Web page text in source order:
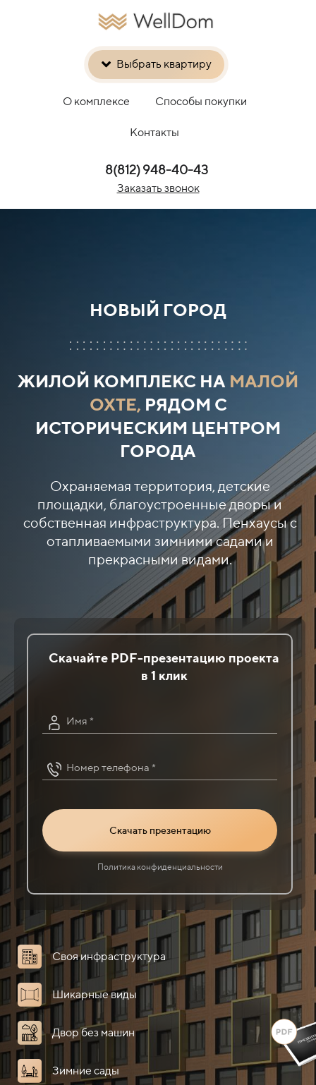
Выбрать квартиру
О комплексе Способы покупки
Контакты
8(812) 948-40-43
Заказать звонок
НОВЫЙ ГОРОД
ЖИЛОЙ КОМПЛЕКС НА МАЛОЙ
ОХТЕ, РЯДОМ С
ИСТОРИЧЕСКИМ ЦЕНТРОМ
ГОРОДА
Охраняемая территория, детские
площадки, благоустроенные дворы и
собственная инфраструктура. Пенхаусы с
отапливаемыми зимними садами и
прекрасными видами.
Скачайте PDF-презентацию проекта
в 1 клик
Имя *
Номер телефона *
Скачать презентацию
Политика конфиденциальности
Своя инфраструктура
Шикарные виды
Двор без машин
Зимние сады